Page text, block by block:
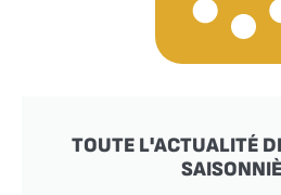
TOUTE L'ACTUALITÉ